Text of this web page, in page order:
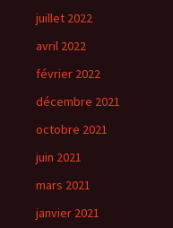
juillet 2022
avril 2022
février 2022
décembre 2021
octobre 2021
juin 2021
mars 2021
janvier 2021